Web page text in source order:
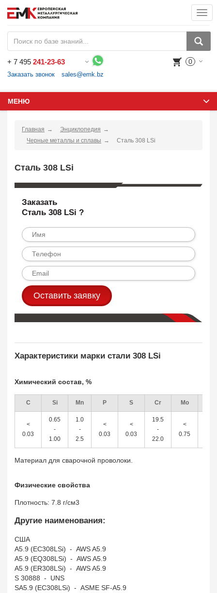
+ 7 495 241-23-63
Заказать звонок sales@emk.bz
0
МЕНЮ
Главная
Энциклопедия
Черные металлы и сплавы
Сталь 308 LSi
Сталь 308 LSi
Заказать
Сталь 308 LSi ?
Оставить заявку
Характеристики марки стали 308 LSi
Химический состав, %
C Si Mn P S Cr Mo
<
0.03
0.65
-
1.00
1.0
-
2.5
<
0.03
<
0.03
19.5
-
22.0
<
0.75
Материал для сварочной проволоки.
Физические свойства
Плотность: 7.8 г/см3
Другие наименования:
США
A5.9 (EC308LSi) - AWS A5.9
A5.9 (EQ308LSi) - AWS A5.9
A5.9 (ER308LSi) - AWS A5.9
S 30888 - UNS
SA5.9 (EC308LSi) - ASME SF-A5.9